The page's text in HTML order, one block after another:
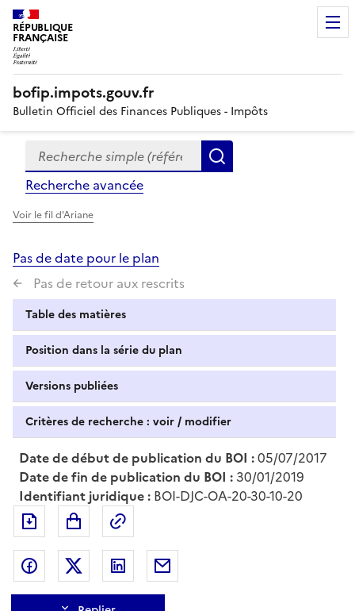
RÉPUBLIQUE
FRANÇAISE
bofip.impots.gouv.fr
Bulletin Officiel des Finances Publiques - Impôts
Formulaire
de
recherche
Recherche simple (références, mots clés, partie du
Recherche avancée
Voir le fil d'Ariane
Pas de date pour le plan
Pas de retour aux rescrits
Table des matières
Position dans la série du plan
Versions publiées
Critères de recherche : voir / modifier
Date de début de publication du BOI :05/07/2017
Date de fin de publication du BOI : 30/01/2019
Identifiant juridique : BOI-DJC-OA-20-30-10-20
Exporter le document au format pdf
Partager sur Facebook
Partager sur Twitter
Partager sur LinkedIn